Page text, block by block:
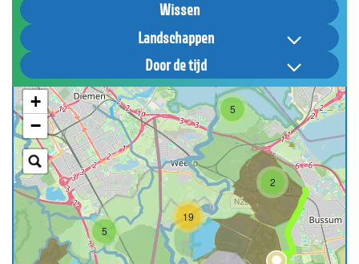
Landschappen
Door de tijd
Wissen
2
5
19
5
+
−